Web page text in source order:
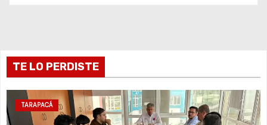
r
a
d
TE LO PERDISTE
TARAPACÁ